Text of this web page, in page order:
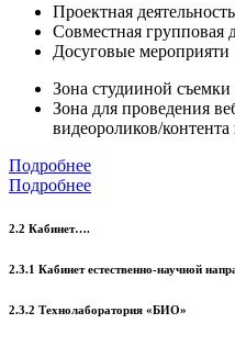
Проектная деятельность
Совместная групповая
Досуговые мероприяти
Зона студииной съемки
Зона для проведения
видеороликов/
Подробнее
Подробнее
2.2 Кабинет….
2.3.1 Кабинет естественно-научной
2.3.2 Технолаборатория «БИО»